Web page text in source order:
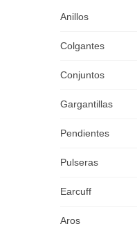
Anillos
Colgantes
Conjuntos
Gargantillas
Pendientes
Pulseras
Earcuff
Aros